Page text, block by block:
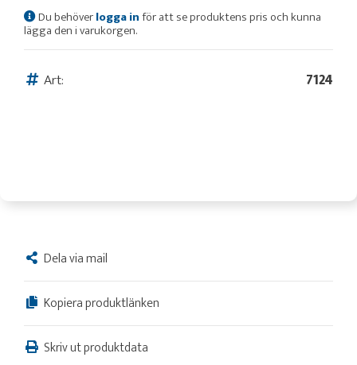
Du behöverlogga inför att se produktens pris och kunna
lägga den i varukorgen.
Art: 7124
Dela via mail
Kopiera produktlänken
Skriv ut produktdata